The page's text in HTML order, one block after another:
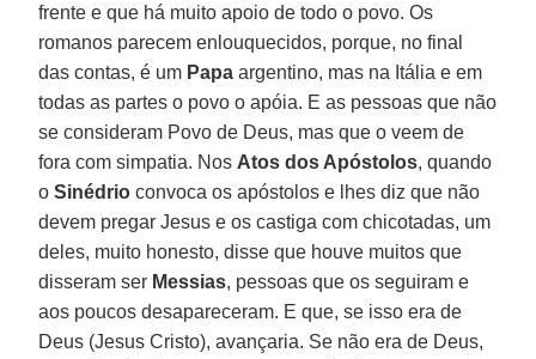
frente e que há muito apoio de todo o povo. Os
romanos parecem enlouquecidos, porque, no final
das contas, é um Papa argentino, mas na Itália e em
todas as partes o povo o apóia. E as pessoas que não
se consideram Povo de Deus, mas que o veem de
fora com simpatia. Nos Atos dos Apóstolos, quando
oSinédrio convoca os apóstolos e lhes diz que não
devem pregar Jesus e os castiga com chicotadas, um
deles, muito honesto, disse que houve muitos que
disseram ser Messias, pessoas que os seguiram e
aos poucos desapareceram. E que, se isso era de
Deus (Jesus Cristo), avançaria. Se não era de Deus,